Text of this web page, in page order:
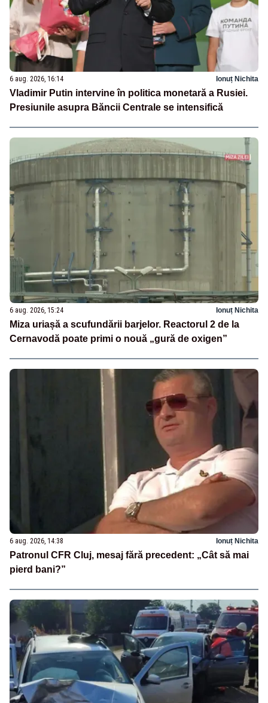
6 aug. 2026, 16:14 Ionuț Nichita
Vladimir Putin intervine în politica monetară a Rusiei.
Presiunile asupra Băncii Centrale se intensifică
6 aug. 2026, 15:24 Ionuț Nichita
Miza uriașă a scufundării barjelor. Reactorul 2 de la
Cernavodă poate primi o nouă „gură de oxigen”
6 aug. 2026, 14:38 Ionuț Nichita
Patronul CFR Cluj, mesaj fără precedent: „Cât să mai
pierd bani?”